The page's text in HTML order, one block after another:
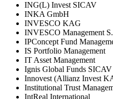
ING(L) Invest SICAV
INKA GmbH
INVESCO KAG
INVESCO Management
IPConcept Fund
IS Portfolio Management
IT Asset Management
Ignis Global Funds
Innovest (Allianz Invest
Institutional Trust
IntReal International